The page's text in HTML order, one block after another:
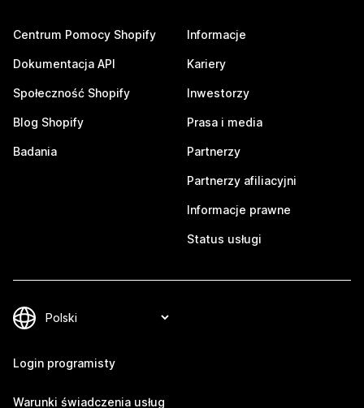
Centrum Pomocy Shopify
Dokumentacja API
Społeczność Shopify
Blog Shopify
Badania
Informacje
Kariery
Inwestorzy
Prasa i media
Partnerzy
Partnerzy afiliacyjni
Informacje prawne
Status usługi
Login programisty
Warunki świadczenia usług